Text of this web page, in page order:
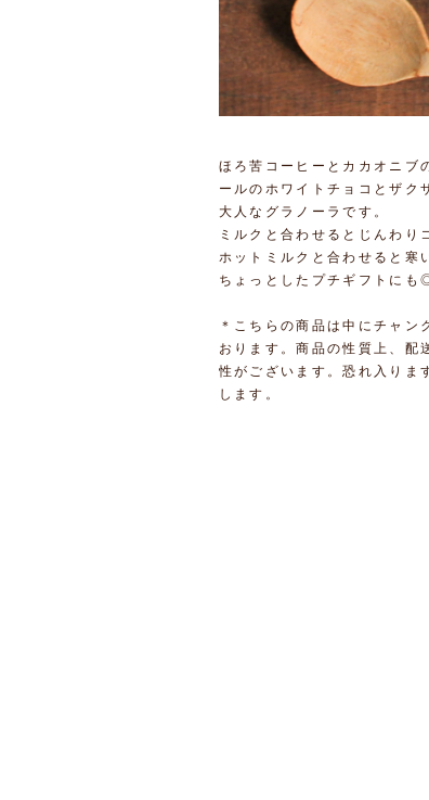
ほろ苦コーヒーとカカオニブ
ールのホワイトチョコとザク
大人なグラノーラです。
ミルクと合わせるとじんわり
ホットミルクと合わせると寒
ちょっとしたプチギフトにも
＊こちらの商品は中にチャン
おります。商品の性質上、配
性がございます。恐れ入りま
します。